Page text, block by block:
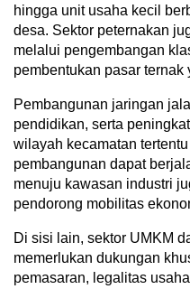
hingga unit usaha kecil
desa. Sektor peternakan
melalui pengembangan
pembentukan pasar ternak
Pembangunan jaringan
pendidikan, serta
wilayah kecamatan
pembangunan dapat
menuju kawasan industri
pendorong mobilitas
Di sisi lain, sektor UMKM
memerlukan dukungan
pemasaran, legalitas